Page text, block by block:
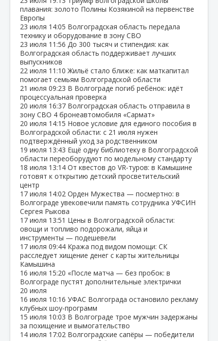
плавания: золото Полины Козякиной на первенстве
Европы
23 июля 14:05 Волгоградская область передала
технику и оборудование в зону СВО
23 июля 11:56 До 300 тысяч и стипендия: как
Волгоградская область поддерживает лучших
выпускников
22 июля 11:10 Жильё стало ближе: как маткапитал
помогает семьям Волгоградской области
21 июля 09:23 В Волгограде погиб ребёнок: идёт
процессуальная проверка
20 июля 16:37 Волгоградская область отправила в
зону СВО 4 бронеавтомобиля «Сармат»
20 июля 14:15 Новое условие для единого пособия в
Волгоградской области: с 21 июля нужен
подтверждённый уход за родственником
19 июля 13:43 Ещё одну библиотеку в Волгоградской
области переоборудуют по модельному стандарту
18 июля 13:14 От квестов до VR‑туров: в Камышине
готовят к открытию детский просветительский
центр
17 июля 14:02 Орден Мужества — посмертно: в
Волгограде увековечили память сотрудника УФСИН
Сергея Рыкова
17 июля 13:51 Цены в Волгоградской области:
овощи и топливо подорожали, яйца и
инструменты — подешевели
17 июля 09:44 Кража под видом помощи: СК
расследует хищение денег с карты жительницы
Камышина
16 июля 15:20 «После матча — без пробок: в
Волгограде пустят дополнительные электрички
20 июля
16 июля 10:16 УФАС Волгограда остановило рекламу
клубных шоу‑программ
15 июля 10:03 В Волгограде трое мужчин задержаны
за похищение и вымогательство
14 июля 17:02 Волгоградские сапёры — победители